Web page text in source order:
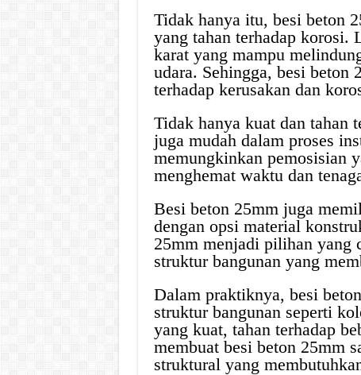
Tidak hanya itu, besi beton
yang tahan terhadap
karat yang mampu
udara. Sehingga, besi
terhadap kerusakan dan
Tidak hanya kuat dan tahan
juga mudah dalam proses
memungkinkan pemosisian
menghemat waktu dan
Besi beton 25mm juga
dengan opsi material
25mm menjadi pilihan yang
struktur bangunan yang
Dalam praktiknya, besi
struktur bangunan seperti
yang kuat, tahan terhadap
membuat besi beton 25mm
struktural yang